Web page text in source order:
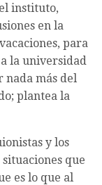
instituto,
en la
para
la universidad
nada más del
plantea la
y los
que
es lo que al